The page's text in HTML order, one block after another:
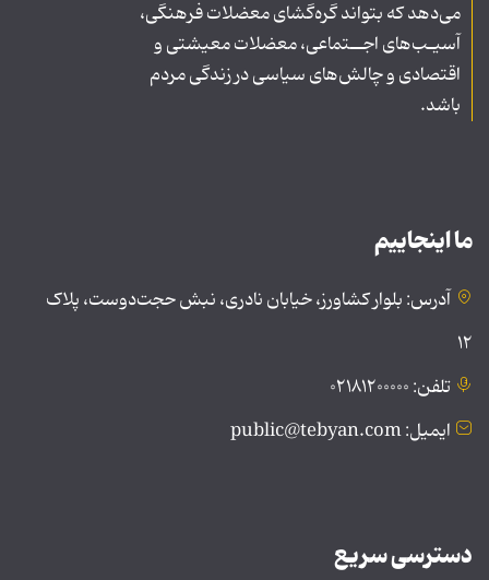
می‌دهد که بتواند گره‌گشای معضلات فرهنگی،
آسیـب‌های اجــتماعی، معضلات معیشتی و
اقتصادی و چالش‌های سیاسی در زندگی مردم
باشد.
ما اینجاییم
آدرس: بلوار کشاورز، خیابان نادری، نبش حجت‌دوست، پلاک
۱۲
تلفن: ۰۲۱۸۱۲۰۰۰۰۰
ایمیل: public@tebyan.com
دسترسی سریع